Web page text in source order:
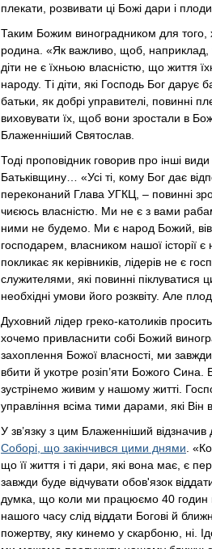
плекати, розвивати ці Божі дари і
Таким Божим виноградником для того,
родина. «Як важливо, щоб, наприклад,
діти не є їхньою власністю, що життя
народу. Ті діти, які Господь Бог
батьки, як добрі управителі, повинні
виховувати їх, щоб вони зростали в
Блаженніший Святослав.
Тоді проповідник говорив про інші
Батьківщину… «Усі ті, кому Бог дає
переконаний Глава УГКЦ, – повинні
чиєюсь власністю. Ми не є з вами
ними не будемо. Ми є народ Божий,
господарем, власником нашої історії є
покликає як керівників, лідерів не є
служителями, які повинні
необхідні умови його розквіту. Але
Духовний лідер греко-католиків
хочемо привласнити собі Божий
захоплення Божої власності, ми
вбити й укотре розіп’яти Божого Сина.
зустрінемо живим у нашому житті.
управління всіма тими дарами, які Він
У зв’язку з цим Блаженніший
Соборі, що закінчився цими днями .
що її життя і ті дари, які вона має, є
завжди буде відчувати обов'язок
думка, що коли ми працюємо 40 годин
нашого часу слід віддати Богові й
пожертву, яку кинемо у скарбоню, ні.